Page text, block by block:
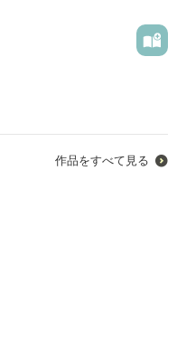
作品をすべて見る